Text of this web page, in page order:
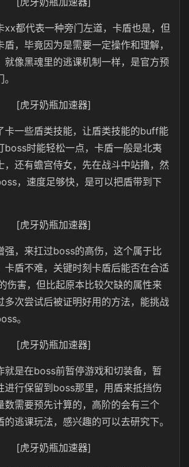
xx都代表一种旁门左道，卡盾也是，但
盾，毕竟因为是需要一定操作和理解，
就像黑魂里的逃课机制一样，是官方预
[虎牙奶瓶加速器]
卡一些盾类技能，让盾类技能的buff能
boss时能轻松一点，卡盾一般是北夷
，还有蟾宫侍女，先在战斗中站撸，然
，速度足够快，是可以把盾带到下
[虎牙奶瓶加速器]
强，来扛过boss的高伤，这个属于比
卡盾不难，关键时刻卡盾后能否在合适
伤害，但比起原本比较欠缺的属性来
多次尝试后被证明好用的方法，能挑战
。
[虎牙奶瓶加速器]
就是在boss前暂停游戏和切装备，暂
进行保留到boss那里，用盾来抵挡伤
数需要预先计算的，高阶的会有三个
的逃课玩法，感兴趣的可以去研究下。
[虎牙奶瓶加速器]